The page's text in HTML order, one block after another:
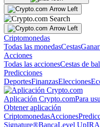
Criptomonedas
Todas las monedasCestasGanar
Acciones
Todas las accionesCestas de
Predicciones
DeportesFinanzasElecciones
Aplicación Crypto.comPara
Obtener aplicación
CriptomonedasAcciones
Signature®BancaLevel Up